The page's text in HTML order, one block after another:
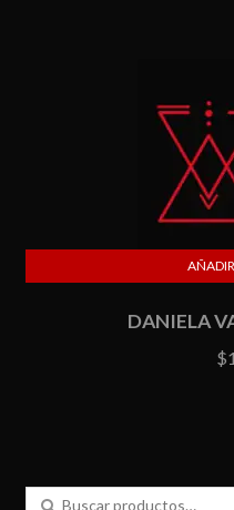
DANIELA
$
Buscar